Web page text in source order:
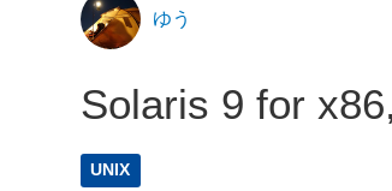
ゆう
Solaris 9 for
UNIX